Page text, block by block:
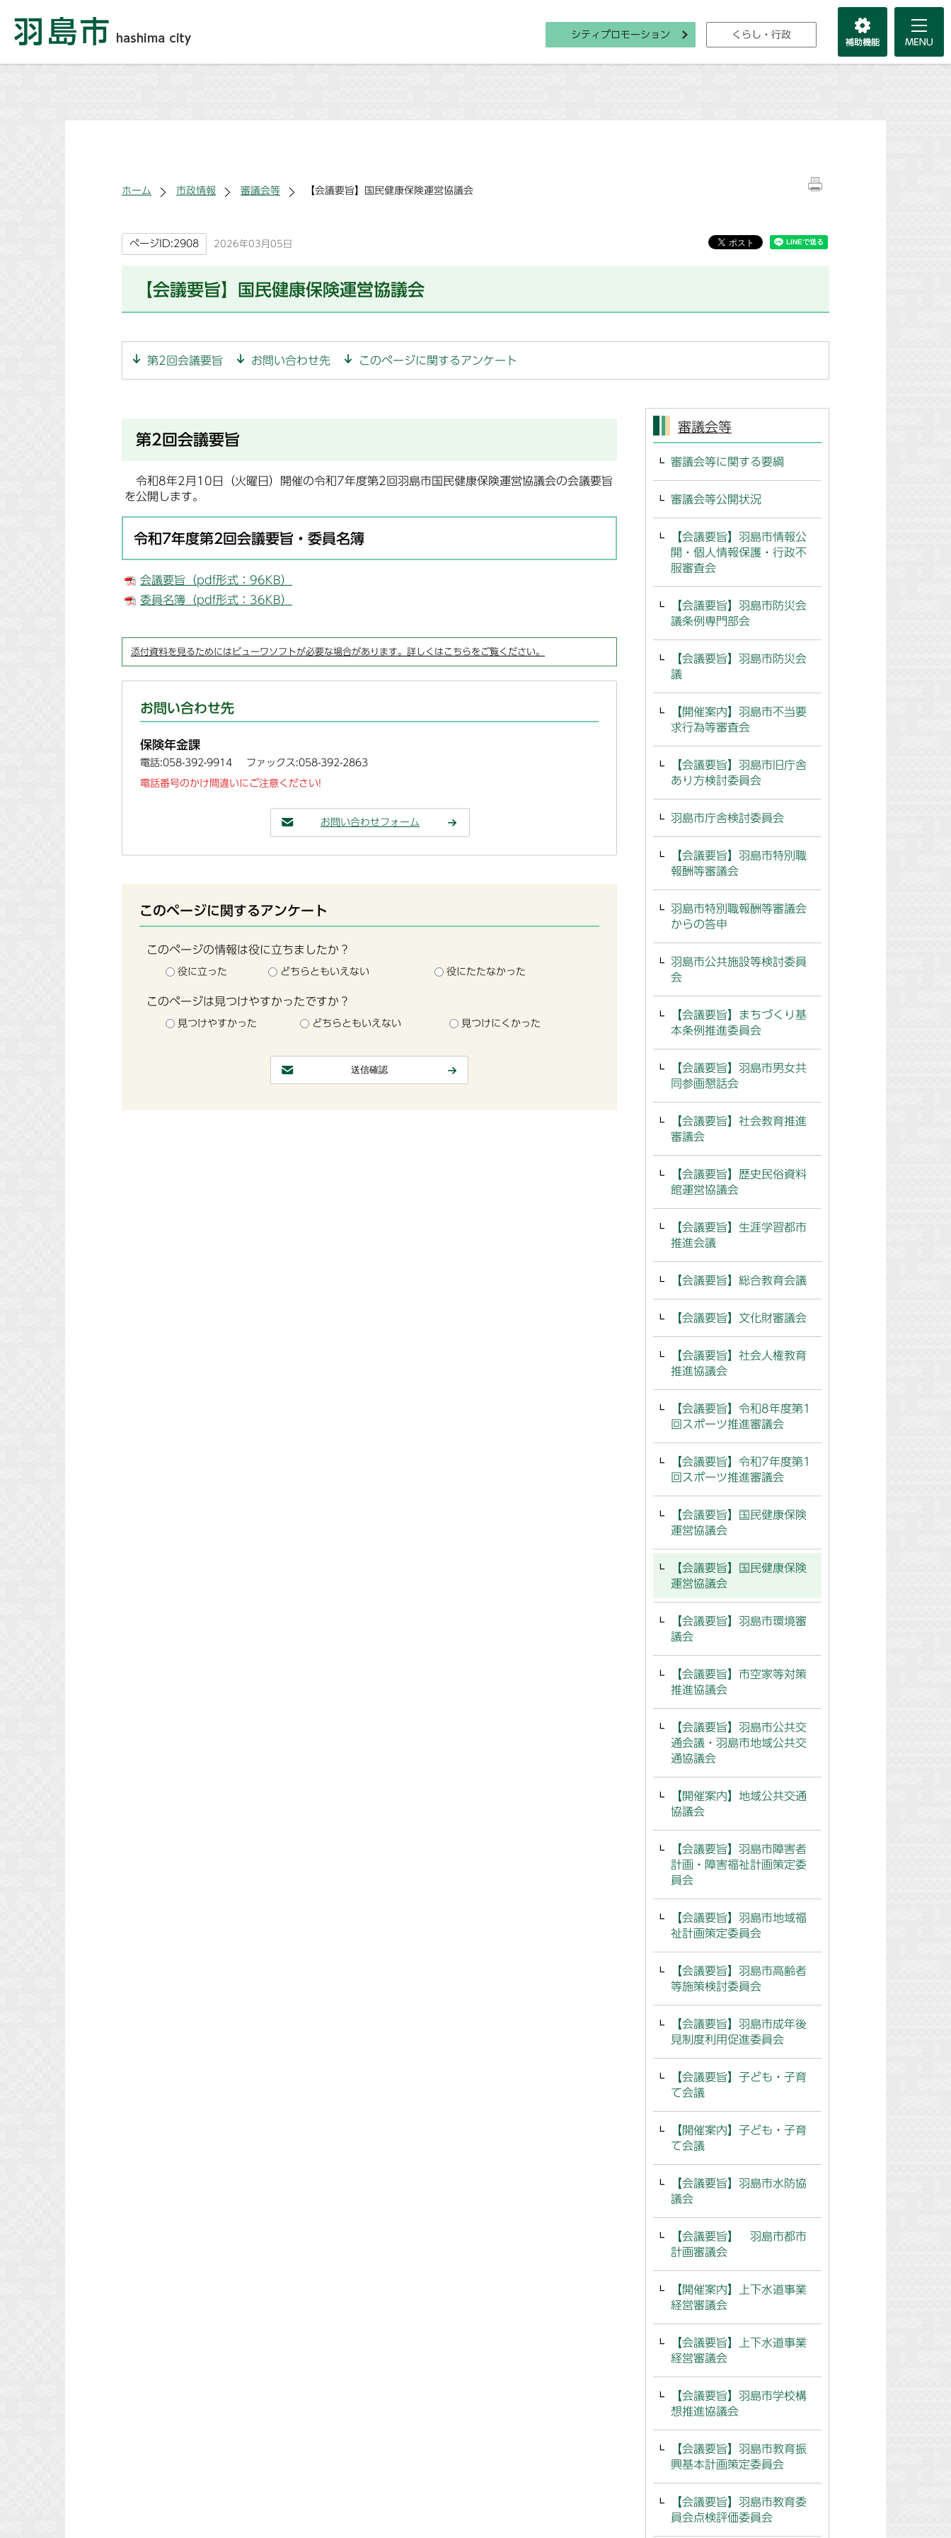
シティプロモーション くらし・行政
ホーム 市政情報 審議会等 【会議要旨】国民健康保険運営協議会
ページID:2908 2026年03月05日
【会議要旨】国民健康保険運営協議会
第2回会議要旨 お問い合わせ先 このページに関するアンケート
第2回会議要旨
令和8年2月10日（火曜日）開催の令和7年度第2回羽島市国民健康保険運営協議会の会議要旨
を公開します。
令和7年度第2回会議要旨・委員名簿
会議要旨（pdf形式：96KB）
委員名簿（pdf形式：36KB）
添付資料を見るためにはビューワソフトが必要な場合があります。詳しくはこちらをご覧ください。
お問い合わせ先
保険年金課
電話:058-392-9914 ファックス:058-392-2863
電話番号のかけ間違いにご注意ください!
お問い合わせフォーム
このページに関するアンケート
このページの情報は役に立ちましたか？
役に立った どちらともいえない 役にたたなかった
このページは見つけやすかったですか？
見つけやすかった どちらともいえない 見つけにくかった
審議会等
審議会等に関する要綱
審議会等公開状況
【会議要旨】羽島市情報公
開・個人情報保護・行政不
服審査会
【会議要旨】羽島市防災会
議条例専門部会
【会議要旨】羽島市防災会
議
【開催案内】羽島市不当要
求行為等審査会
【会議要旨】羽島市旧庁舎
あり方検討委員会
羽島市庁舎検討委員会
【会議要旨】羽島市特別職
報酬等審議会
羽島市特別職報酬等審議会
からの答申
羽島市公共施設等検討委員
会
【会議要旨】まちづくり基
本条例推進委員会
【会議要旨】羽島市男女共
同参画懇話会
【会議要旨】社会教育推進
審議会
【会議要旨】歴史民俗資料
館運営協議会
【会議要旨】生涯学習都市
推進会議
【会議要旨】総合教育会議
【会議要旨】文化財審議会
【会議要旨】社会人権教育
推進協議会
【会議要旨】令和8年度第1
回スポーツ推進審議会
【会議要旨】令和7年度第1
回スポーツ推進審議会
【会議要旨】国民健康保険
運営協議会
【会議要旨】国民健康保険
運営協議会
【会議要旨】羽島市環境審
議会
【会議要旨】市空家等対策
推進協議会
【会議要旨】羽島市公共交
通会議・羽島市地域公共交
通協議会
【開催案内】地域公共交通
協議会
【会議要旨】羽島市障害者
計画・障害福祉計画策定委
員会
【会議要旨】羽島市地域福
祉計画策定委員会
【会議要旨】羽島市高齢者
等施策検討委員会
【会議要旨】羽島市成年後
見制度利用促進委員会
【会議要旨】子ども・子育
て会議
【開催案内】子ども・子育
て会議
【会議要旨】羽島市水防協
議会
【会議要旨】 羽島市都市
計画審議会
【開催案内】上下水道事業
経営審議会
【会議要旨】上下水道事業
経営審議会
【会議要旨】羽島市学校構
想推進協議会
【会議要旨】羽島市教育振
興基本計画策定委員会
【会議要旨】羽島市教育委
員会点検評価委員会